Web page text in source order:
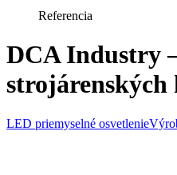
Referencia
DCA Industry
strojárenských
LED priemyselné osvetlenie